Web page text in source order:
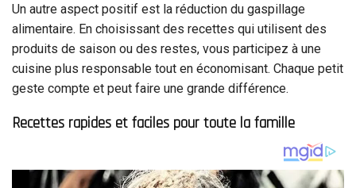
Un autre aspect positif est la réduction du gaspillage
alimentaire. En choisissant des recettes qui utilisent des
produits de saison ou des restes, vous participez à une
cuisine plus responsable tout en économisant. Chaque petit
geste compte et peut faire une grande différence.
Recettes rapides et faciles pour toute la famille